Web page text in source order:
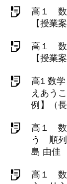
高１ 数
【授業
高１ 数
【授業
高1 数
えあう
例】（
高１ 数
う 順列
島 由佳
高１ 数